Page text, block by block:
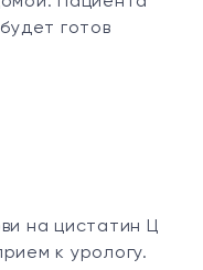
готов
на цистатин Ц
к урологу.